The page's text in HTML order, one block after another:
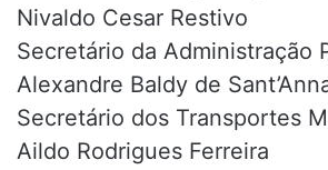
Nivaldo Cesar Restivo
Secretário da Administração
Alexandre Baldy de
Secretário dos Transportes
Aildo Rodrigues Ferreira